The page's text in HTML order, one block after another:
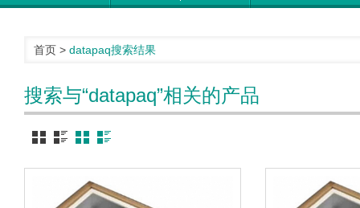
首页 > datapaq搜索结果
搜索与“datapaq”相关的产品